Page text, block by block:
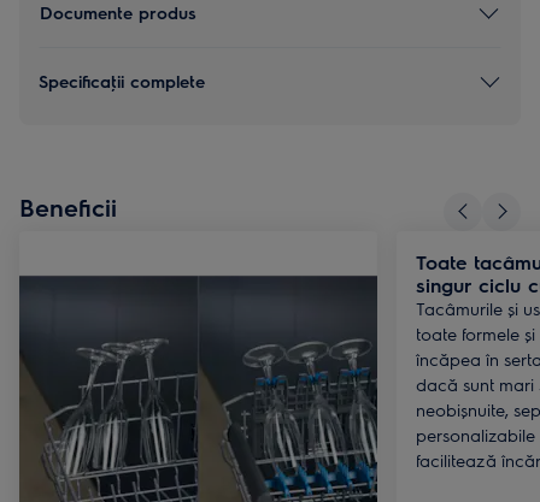
Documente produs
Specificaţii complete
Beneficii
Toate
singur ciclu
Tacâmurile și
toate formele
încăpea în
dacă sunt mari
neobișnuite,
facilitează